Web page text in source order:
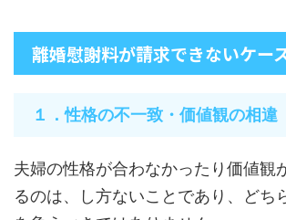
離婚慰謝料が請求できないケー
１．性格の不一致・価値観の相違
夫婦の性格が合わなかったり価値観
るのは、し方ないことであり、どち